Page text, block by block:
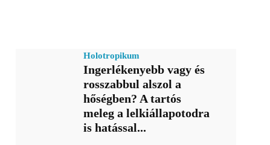
Holotropikum
Ingerlékenyebb vagy és
rosszabbul alszol a
hőségben? A tartós
meleg a lelkiállapotodra
is hatással...